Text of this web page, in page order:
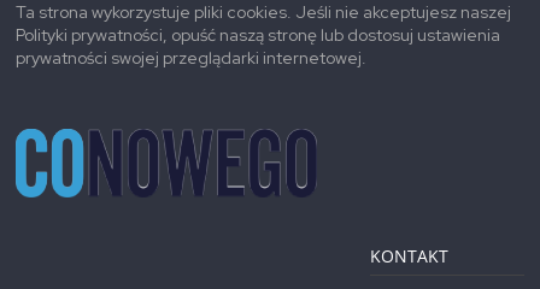
Ta strona wykorzystuje pliki cookies. Jeśli nie akceptujesz naszej
Polityki prywatności, opuść naszą stronę lub dostosuj ustawienia
prywatności swojej przeglądarki internetowej.
KONTAKT